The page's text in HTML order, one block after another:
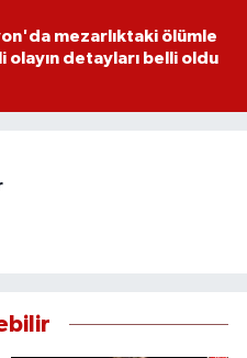
mezarlıktaki ölümle
olayın detayları belli oldu